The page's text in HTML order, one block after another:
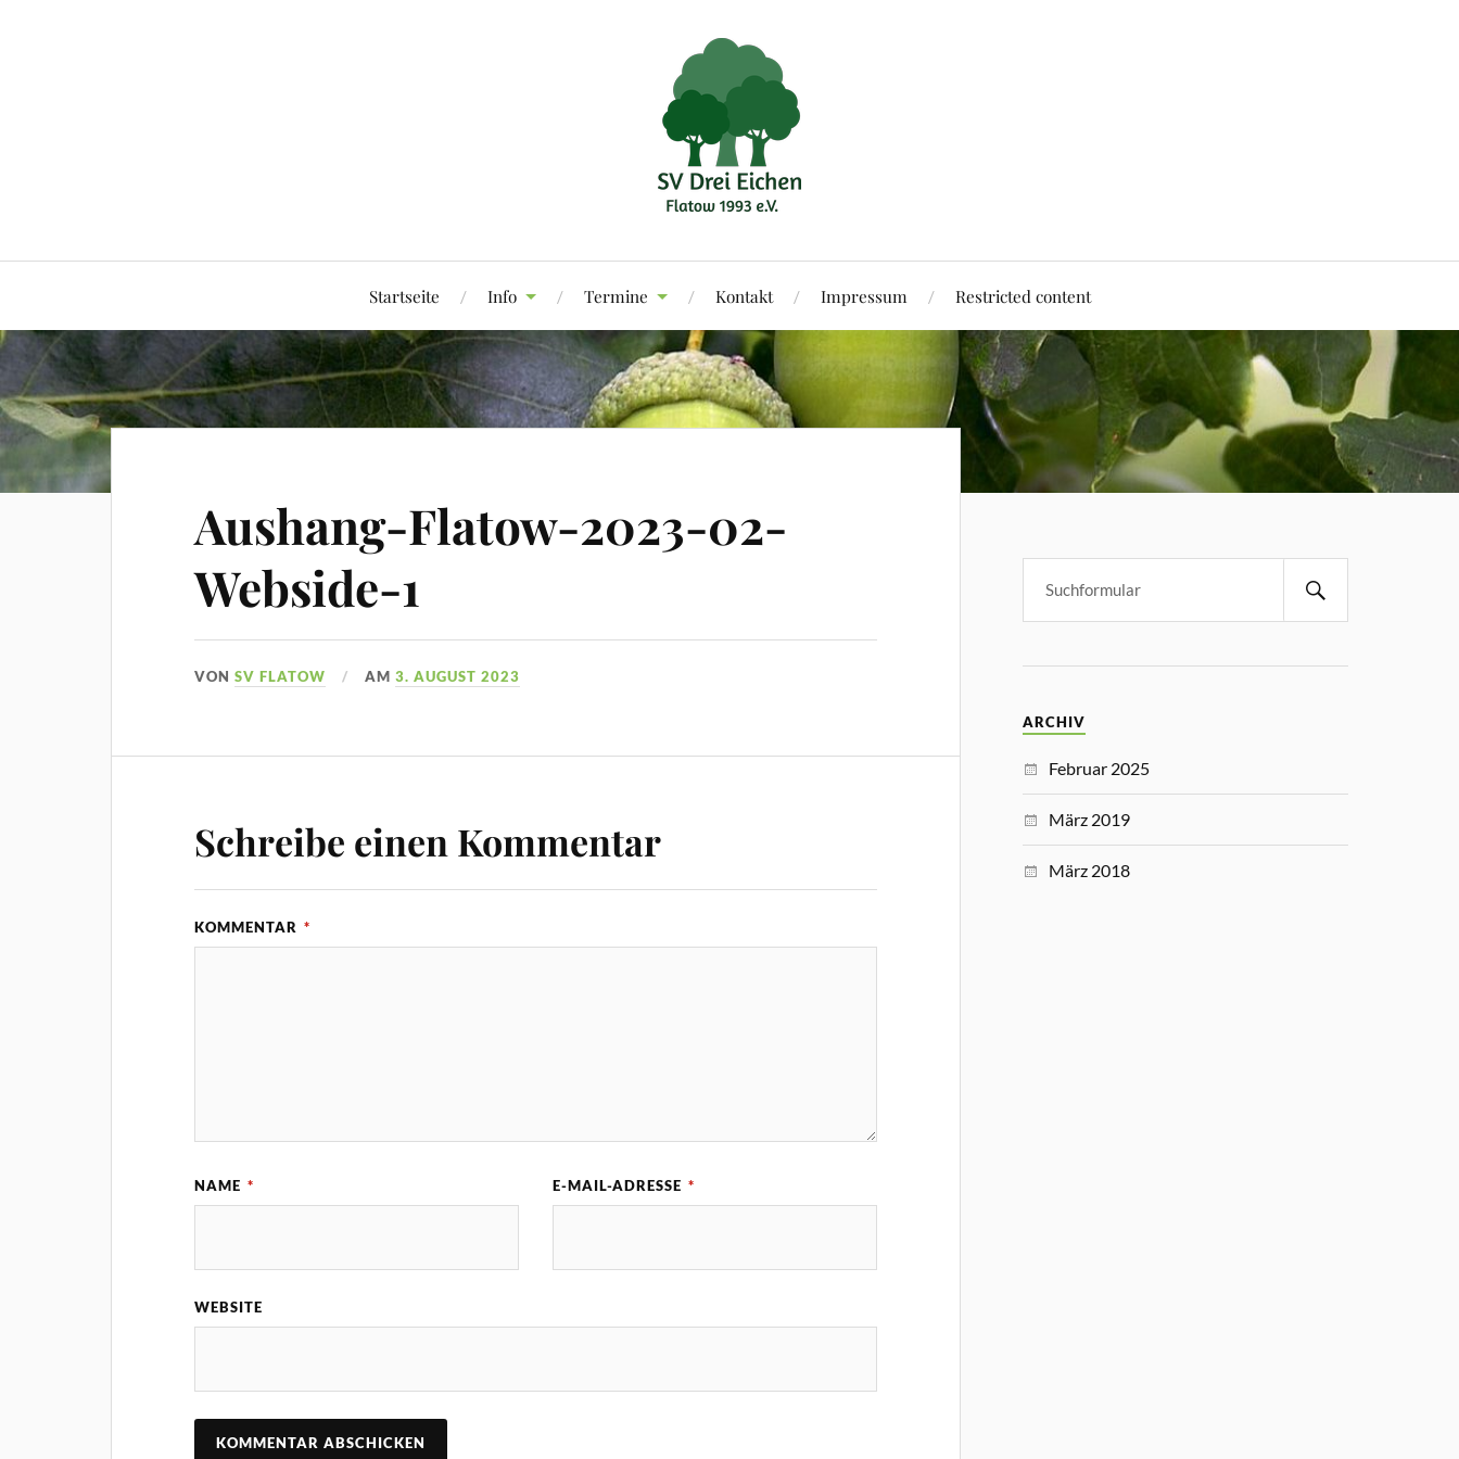
Startseite Info Termine Kontakt Impressum Restricted content
Aushang-Flatow-2023-02-
Webside-1
VONSV FLATOW AM3. AUGUST 2023
Schreibe einen Kommentar
KOMMENTAR *
NAME * E-MAIL-ADRESSE *
WEBSITE
ARCHIV
Februar 2025
März 2019
März 2018